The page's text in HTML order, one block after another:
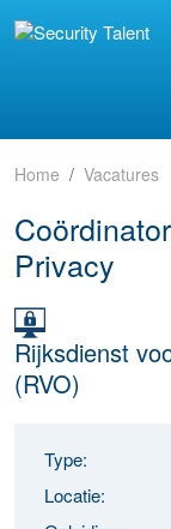
Home Vacatures
Privacy
Rijksdienst
(RVO)
Type:
Locatie: